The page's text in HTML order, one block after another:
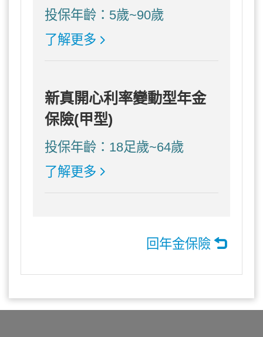
投保年齡：5歲~90歲
了解更多
新真開心利率變動型年金
保險(甲型)
投保年齡：18足歲~64歲
了解更多
回年金保險